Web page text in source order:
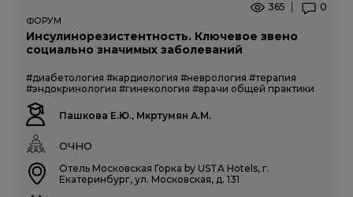
365 0
ФОРУМ
Инсулинорезистентность. Ключевое звено
социально значимых заболеваний
#диабетология #кардиология #неврология #терапия
#эндокринология #гинекология #врачи общей практики
Пашкова Е.Ю., Мкртумян А.М.
ОЧНО
Отель Московская Горка by USTA Hotels, г.
Екатеринбург, ул. Московская, д. 131